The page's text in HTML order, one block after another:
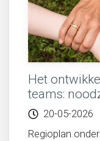
Het
teams:
20-05-2026
Regioplan